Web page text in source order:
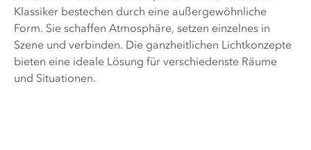
Klassiker bestechen durch eine außergewöhnliche
Form. Sie schaffen Atmosphäre, setzen einzelnes in
Szene und verbinden. Die ganzheitlichen Lichtkonzepte
bieten eine ideale Lösung für verschiedenste Räume
und Situationen.